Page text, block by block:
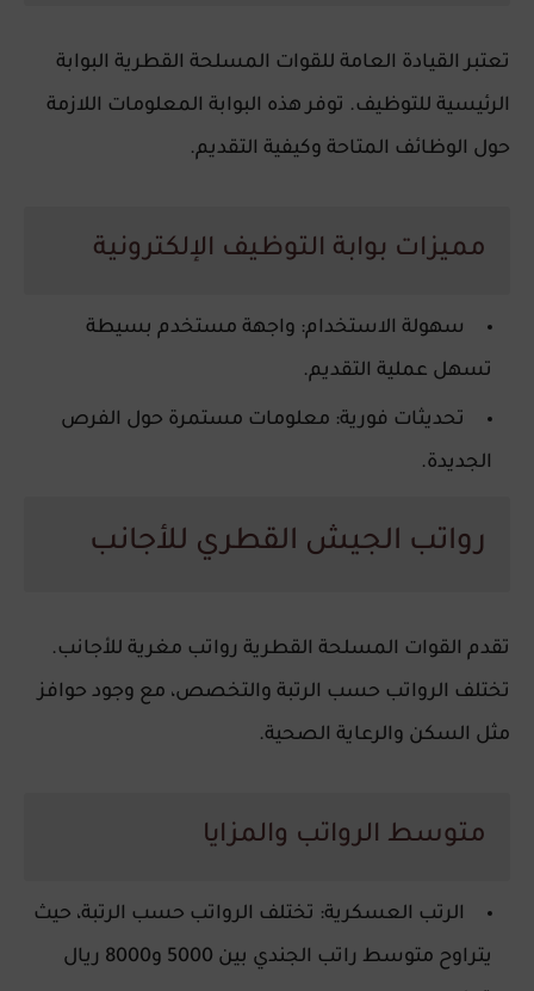
تعتبر القيادة العامة للقوات المسلحة القطرية البوابة
الرئيسية للتوظيف. توفر هذه البوابة المعلومات اللازمة
حول الوظائف المتاحة وكيفية التقديم.
مميزات بوابة التوظيف الإلكترونية
سهولة الاستخدام: واجهة مستخدم بسيطة
تسهل عملية التقديم.
تحديثات فورية: معلومات مستمرة حول الفرص
الجديدة.
رواتب الجيش القطري للأجانب
تقدم القوات المسلحة القطرية رواتب مغرية للأجانب.
تختلف الرواتب حسب الرتبة والتخصص، مع وجود حوافز
مثل السكن والرعاية الصحية.
متوسط الرواتب والمزايا
الرتب العسكرية: تختلف الرواتب حسب الرتبة، حيث
يتراوح متوسط راتب الجندي بين 5000 و8000 ريال